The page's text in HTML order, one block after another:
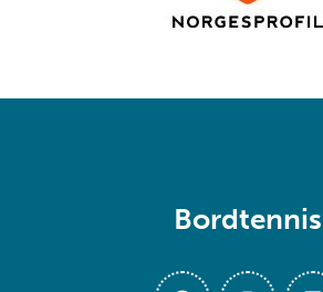
Bordtennis